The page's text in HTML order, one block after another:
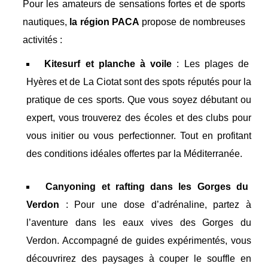
Pour les amateurs de sensations fortes et de sports
nautiques, la région PACA propose de nombreuses
activités :
Kitesurf et planche à voile : Les plages de
Hyères et de La Ciotat sont des spots réputés pour la
pratique de ces sports. Que vous soyez débutant ou
expert, vous trouverez des écoles et des clubs pour
vous initier ou vous perfectionner. Tout en profitant
des conditions idéales offertes par la Méditerranée.
Canyoning et rafting dans les Gorges du
Verdon : Pour une dose d’adrénaline, partez à
l’aventure dans les eaux vives des Gorges du
Verdon. Accompagné de guides expérimentés, vous
découvrirez des paysages à couper le souffle en